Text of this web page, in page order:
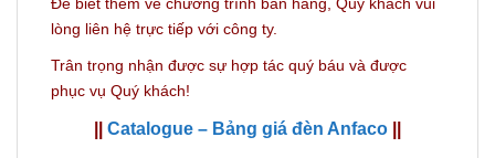
lòng liên hệ trực tiếp với công ty.
Trân trọng nhận được sự hợp tác quý báu và được
phục vụ Quý khách!
Catalogue – Bảng giá đèn Anfaco